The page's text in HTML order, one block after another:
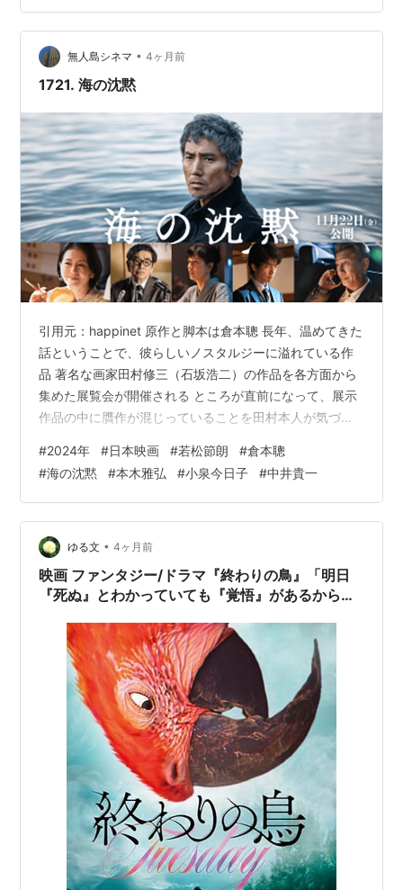
居ない家に帰ってきた英二は、激しい頭痛により（ハル
の置手紙に気づくことなく）倒れてしまう 本作のテーマ
もタイトルの意味するところも、9分という短さでは想像
で補うしかないけれど、…
無人島シネマ • 4ヶ月前
1721. 海の沈黙
引用元：happinet 原作と脚本は倉本聰 長年、温めてきた
話ということで、彼らしいノスタルジーに溢れている作
品 著名な画家田村修三（石坂浩二）の作品を各方面から
集めた展覧会が開催される ところが直前になって、展示
作品の中に贋作が混じっていることを田村本人が気づ
臣や美術界の巨匠などからの絶賛コメントを受けている
こともあり、このまま開催することを主催者から懇願さ
れるも、事実を公表してしまう田村 その後、贋作と言わ
れた作品を（市民の反対を押し切って）数億円で購入し
たある市の 担当者の水死体が見つかる 本物よりも優れて
いると評されたその贋作の作者…
#2024年 #日本映画 #若松節朗 #倉本聰
#海の沈黙 #本木雅弘 #小泉今日子 #中井貴一
ゆる文 • 4ヶ月前
映画 ファンタジー/ドラマ『終わりの鳥』「明日
『死ぬ』とわかっていても『覚悟』があるから幸
だッ！」